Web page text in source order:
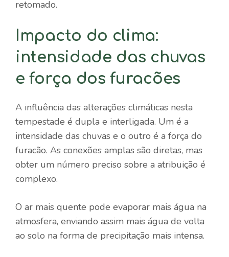
retomado.
Impacto do clima:
intensidade das chuvas
e força dos furacões
A influência das alterações climáticas nesta
tempestade é dupla e interligada. Um é a
intensidade das chuvas e o outro é a força do
furacão. As conexões amplas são diretas, mas
obter um número preciso sobre a atribuição é
complexo.
O ar mais quente pode evaporar mais água na
atmosfera, enviando assim mais água de volta
ao solo na forma de precipitação mais intensa.